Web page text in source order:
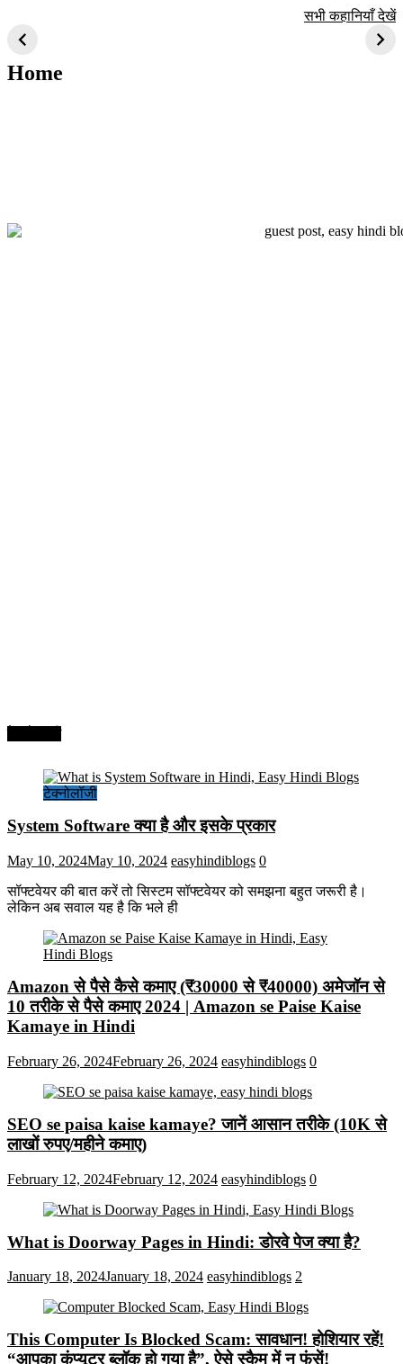
तकनीक जो आपको
2024 के लिए सीखनी
चाहिए
ऐतिहासिक स्थान
सभी कहानियाँ देखें
Home
टेक्नोलॉजी
System Software क्या है और इसके प्रकार
May 10, 2024May 10, 2024 easyhindiblogs 0
सॉफ्टवेयर की बात करें तो सिस्टम सॉफ्टवेयर को समझना बहुत जरूरी है।
लेकिन अब सवाल यह है कि भले ही
Amazon से पैसे कैसे कमाए (₹30000 से ₹40000) अमेजॉन से
10 तरीके से पैसे कमाए 2024 | Amazon se Paise Kaise
Kamaye in Hindi
February 26, 2024February 26, 2024 easyhindiblogs 0
SEO se paisa kaise kamaye? जानें आसान तरीके (10K से
लाखों रुपए/महीने कमाए)
February 12, 2024February 12, 2024 easyhindiblogs 0
What is Doorway Pages in Hindi: डोरवे पेज क्या है?
January 18, 2024January 18, 2024 easyhindiblogs 2
This Computer Is Blocked Scam: सावधान! होशियार रहें!
“आपका कंप्यूटर ब्लॉक हो गया है”, ऐसे स्कैम में न फंसें!